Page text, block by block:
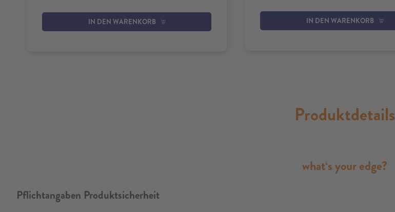
IN DEN WARENKORB IN DEN WARENKORB
Produktdetails
what‘s your edge?
Pflichtangaben Produktsicherheit